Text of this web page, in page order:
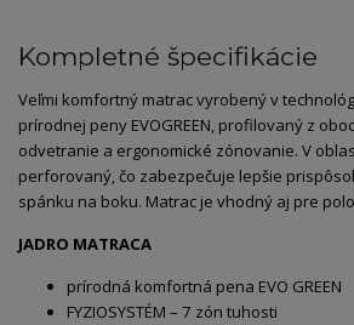
Kompletné špecifikácie
Veľmi komfortný matrac vyrobený v
prírodnej peny EVOGREEN, profilovaný z
odvetranie a ergonomické zónovanie. V
perforovaný, čo zabezpečuje lepšie
spánku na boku. Matrac je vhodný aj pre
JADRO MATRACA
prírodná komfortná pena EVO GREEN
FYZIOSYSTÉM – 7 zón tuhosti